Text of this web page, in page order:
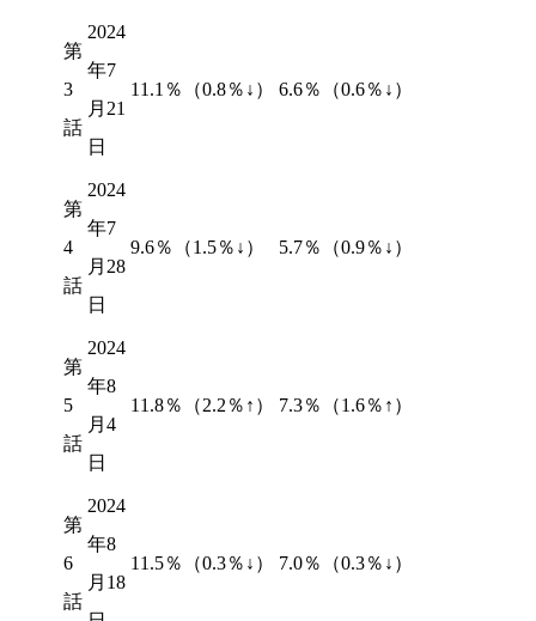
第
3
話
2024
年7
月21
日
11.1％（0.8％↓ ） 6.6％（0.6％↓ ）
第
4
話
2024
年7
月28
日
9.6％（1.5％↓ ） 5.7％（0.9％↓ ）
第
5
話
2024
年8
月4
日
11.8％（2.2％↑ ） 7.3％（1.6％↑ ）
第
6
話
2024
年8
月18
11.5％（0.3％↓ ） 7.0％（0.3％↓ ）